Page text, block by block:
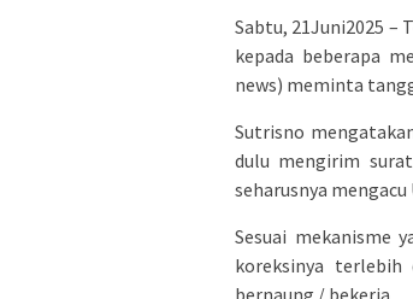
Sabtu, 21Juni2025 –
kepada beberapa
news) meminta
Sutrisno
dulu mengirim
seharusnya
Sesuai mekanisme
koreksinya terlebih
bernaung / bekerja.